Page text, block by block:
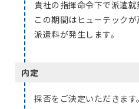
貴社の指揮命令下で派遣就
この期間はヒューテックが
派遣料が発生します。
内定
採否をご決定いただきます。